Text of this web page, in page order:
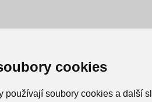
cookies
používají soubory cookies a další